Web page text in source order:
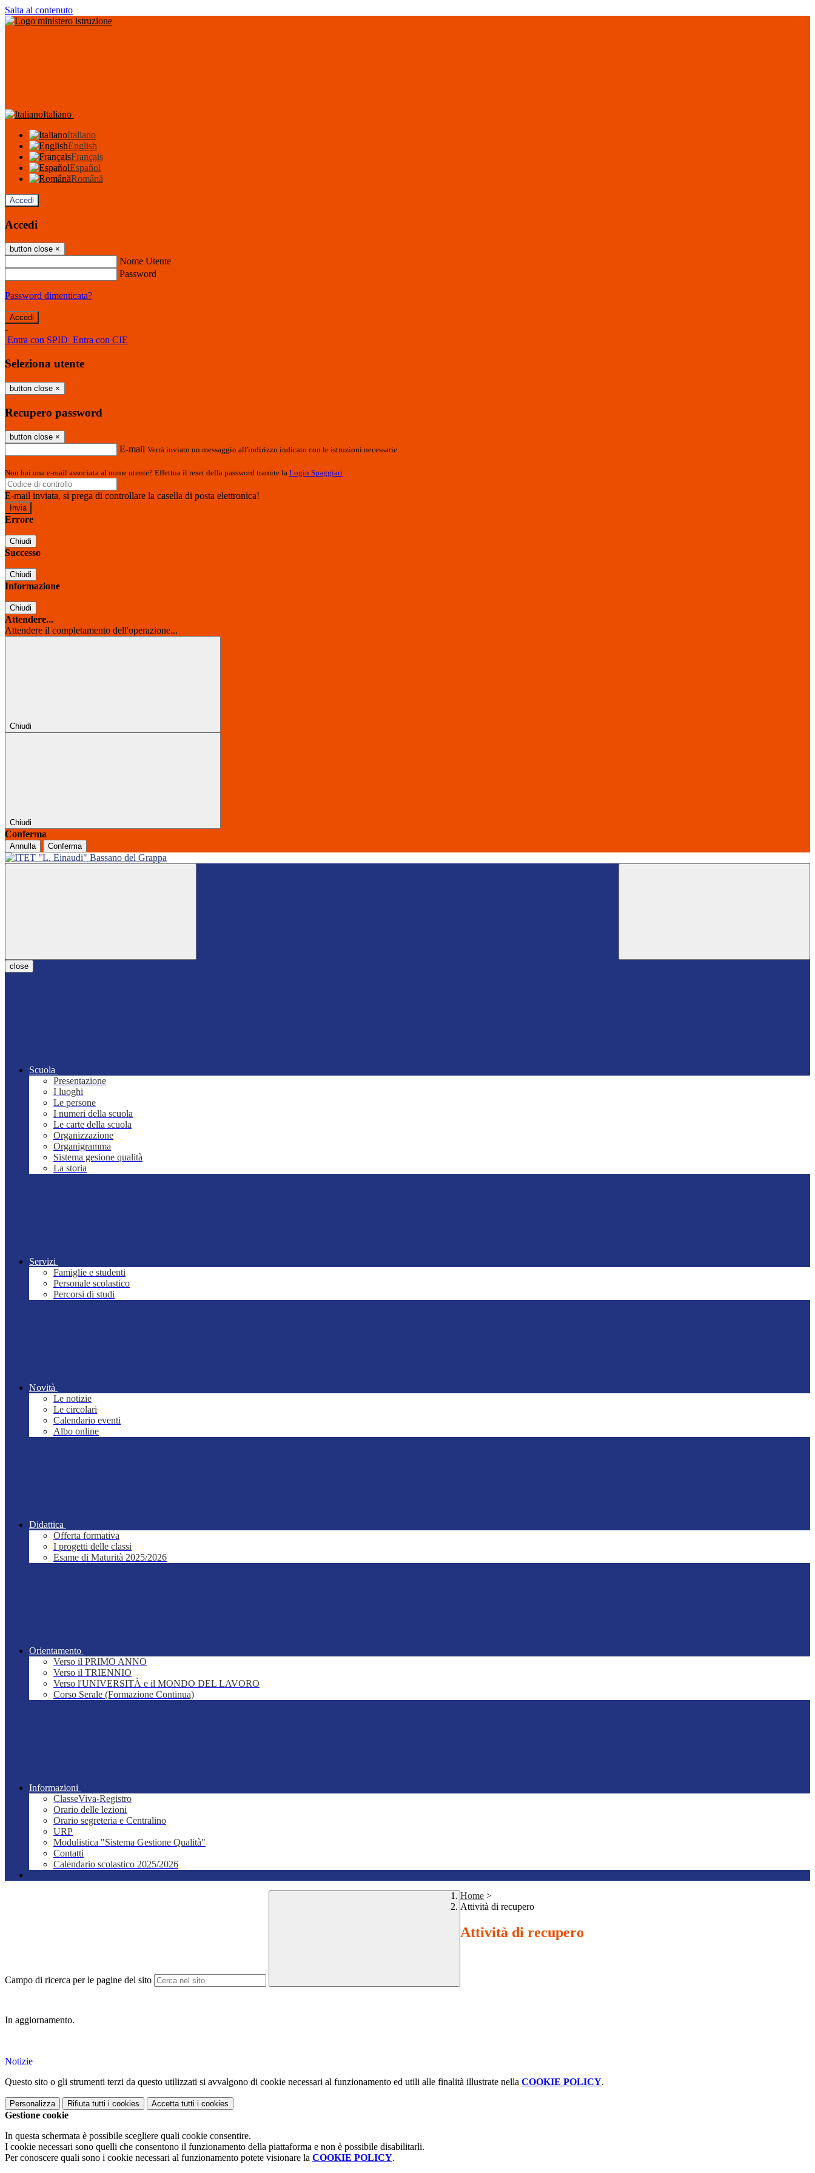
Salta al contenuto
Italiano
Italiano
English
Français
Español
Română
Accedi
Accedi
button close ×
Nome Utente
Password
Password dimenticata?
-
Entra con SPID Entra con CIE
Seleziona utente
button close ×
Recupero password
button close ×
E-mail Verrà inviato un messaggio all'indirizzo indicato con le istruzioni necessarie.
Non hai una e-mail associata al nome utente? Effettua il reset della password tramite la Login Spaggiari
E-mail inviata, si prega di controllare la casella di posta elettronica!
Errore
Chiudi
Successo
Chiudi
Informazione
Chiudi
Attendere...
Attendere il completamento dell'operazione...
Chiudi
Chiudi
Conferma
Annulla Conferma
close
Scuola
Presentazione
I luoghi
Le persone
I numeri della scuola
Le carte della scuola
Organizzazione
Organigramma
Sistema gesione qualità
La storia
Servizi
Famiglie e studenti
Personale scolastico
Percorsi di studi
Novità
Le notizie
Le circolari
Calendario eventi
Albo online
Didattica
Offerta formativa
I progetti delle classi
Esame di Maturità 2025/2026
Orientamento
Verso il PRIMO ANNO
Verso il TRIENNIO
Verso l'UNIVERSITÀ e il MONDO DEL LAVORO
Corso Serale (Formazione Continua)
Informazioni
ClasseViva-Registro
Orario delle lezioni
Orario segreteria e Centralino
URP
Modulistica "Sistema Gestione Qualità"
Contatti
Calendario scolastico 2025/2026
Campo di ricerca per le pagine del sito
Home >
Attività di recupero
Attività di recupero
In aggiornamento.
Notizie
Questo sito o gli strumenti terzi da questo utilizzati si avvalgono di cookie necessari al funzionamento ed utili alle finalità illustrate nella COOKIE POLICY.
Personalizza Rifiuta tutti i cookies Accetta tutti i cookies
Gestione cookie
In questa schermata è possibile scegliere quali cookie consentire.
I cookie necessari sono quelli che consentono il funzionamento della piattaforma e non è possibile disabilitarli.
Per conoscere quali sono i cookie necessari al funzionamento potete visionare la COOKIE POLICY.